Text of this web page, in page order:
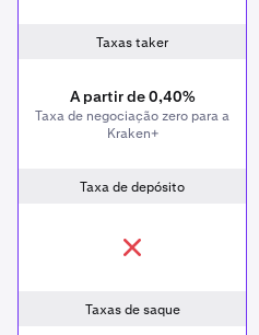
Taxas taker
A partir de 0,40%
Taxa de negociação zero para a
Kraken+
Taxa de depósito
Taxas de saque